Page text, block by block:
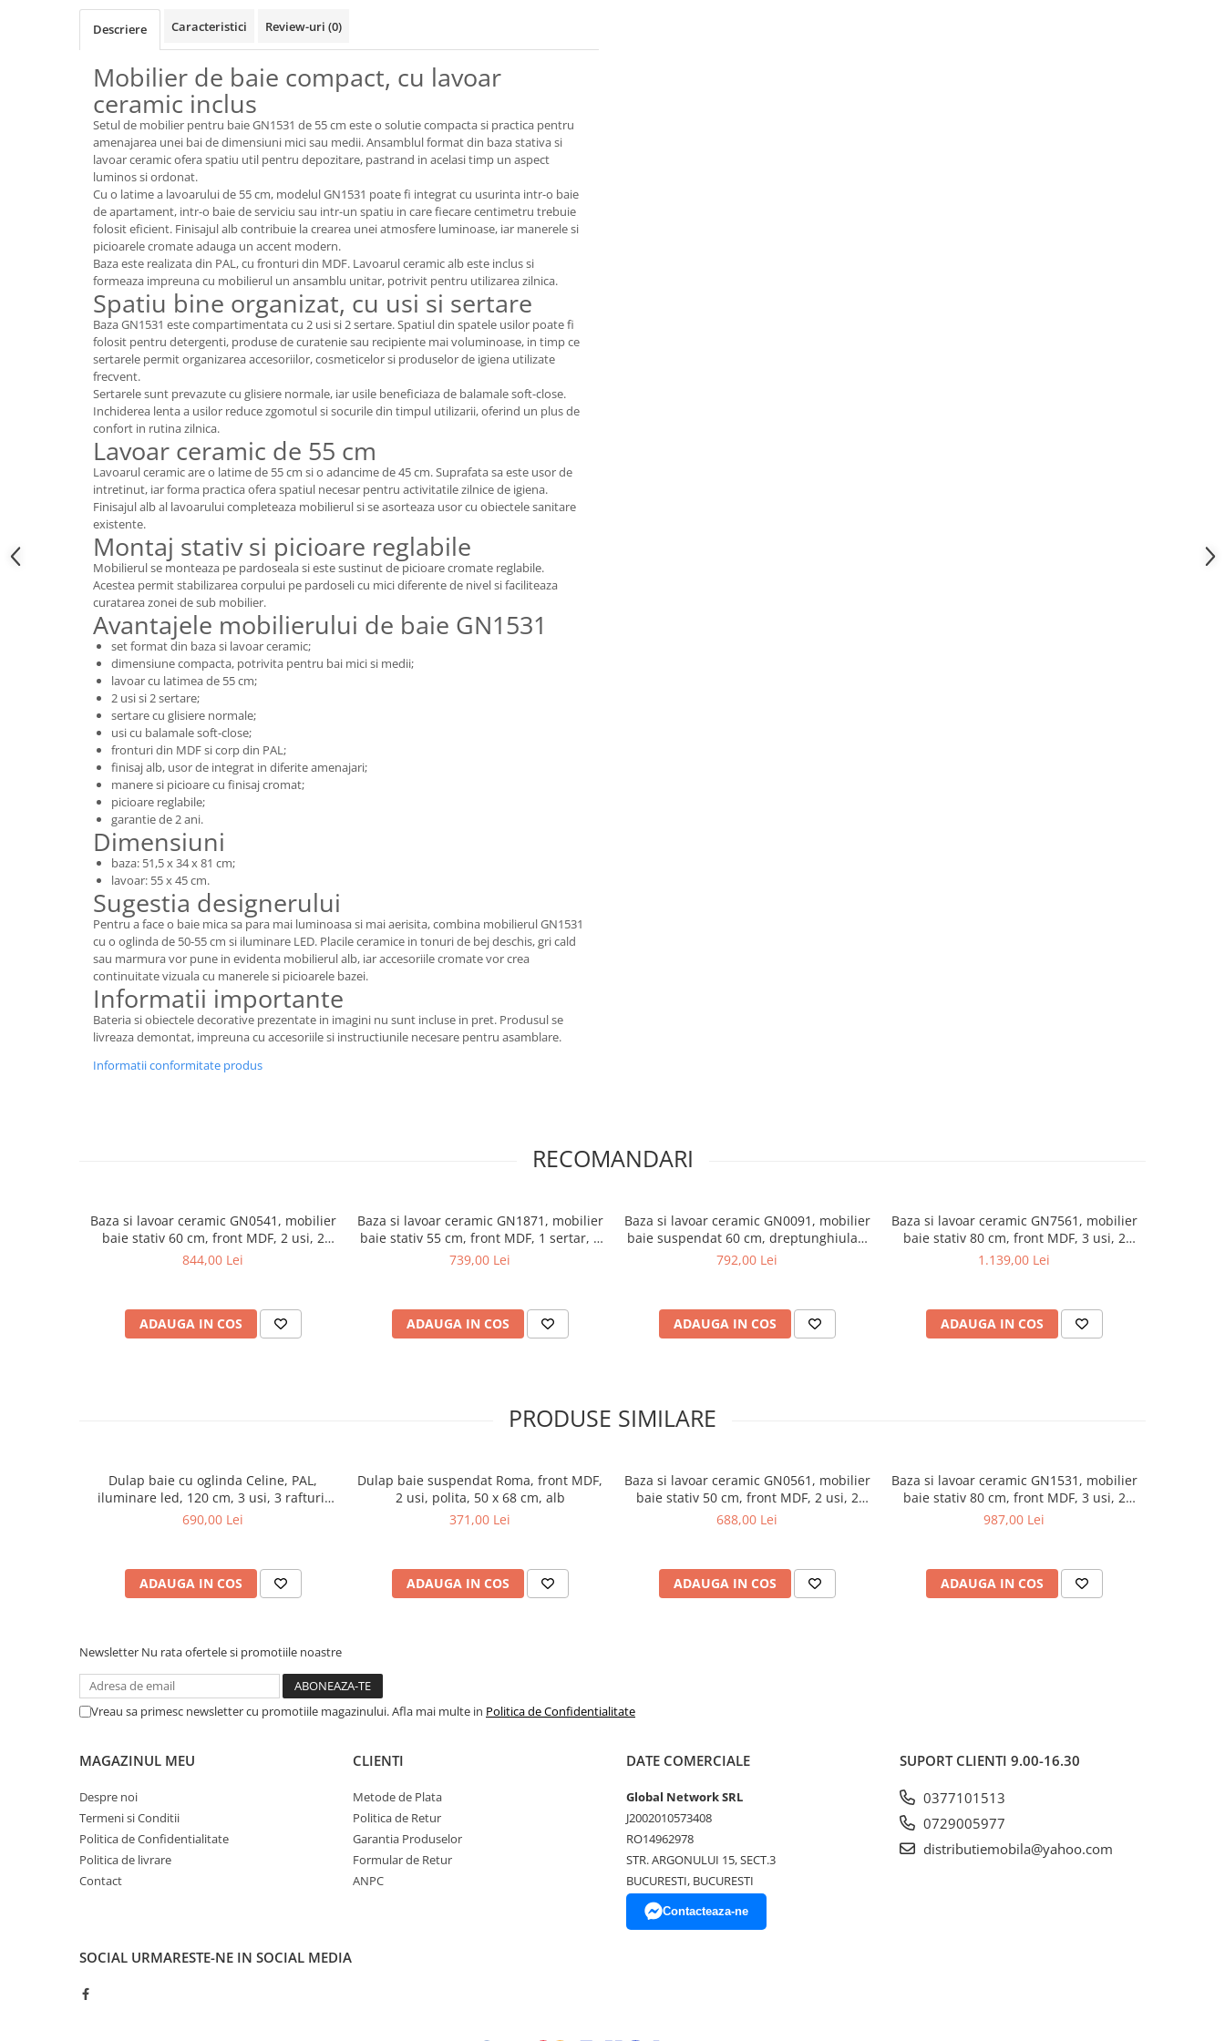
Top saltele 10 cm
Top saltele memory 5 cm
Top saltele MemoHR 6.5 cm
Saltele ieftine
Saltele cu plasa de arcuri
Saltele cu spuma
Scaune manager
Mobilier bucatarie
Mese bucatarie
Scaune pentru bucatarie
Mobila bucatarie
Seturi mese si scaune bucatarie
Suporturi si rafturi pantofi
Portmantouri
Seturi mobilier hol
Stender haine
Suport pentru umerase
Mobilier gradinita
Mese gradinita
Scaune gradinita
Set mese si scaune gradinita
Mobilier copii
Mobila camera copii
Scaune birou pentru copii
Saltele patuturi copii
Masa si scaune gradinita
Seturi comode living si dormitor
Descriere Caracteristici Review-uri (0)
Mobilier de baie compact, cu lavoar
ceramic inclus
Setul de mobilier pentru baie GN1531 de 55 cm este o solutie compacta si practica pentru
amenajarea unei bai de dimensiuni mici sau medii. Ansamblul format din baza stativa si
lavoar ceramic ofera spatiu util pentru depozitare, pastrand in acelasi timp un aspect
luminos si ordonat.
Cu o latime a lavoarului de 55 cm, modelul GN1531 poate fi integrat cu usurinta intr-o baie
de apartament, intr-o baie de serviciu sau intr-un spatiu in care fiecare centimetru trebuie
folosit eficient. Finisajul alb contribuie la crearea unei atmosfere luminoase, iar manerele si
picioarele cromate adauga un accent modern.
Baza este realizata din PAL, cu fronturi din MDF. Lavoarul ceramic alb este inclus si
formeaza impreuna cu mobilierul un ansamblu unitar, potrivit pentru utilizarea zilnica.
Spatiu bine organizat, cu usi si sertare
Baza GN1531 este compartimentata cu 2 usi si 2 sertare. Spatiul din spatele usilor poate fi
folosit pentru detergenti, produse de curatenie sau recipiente mai voluminoase, in timp ce
sertarele permit organizarea accesoriilor, cosmeticelor si produselor de igiena utilizate
frecvent.
Sertarele sunt prevazute cu glisiere normale, iar usile beneficiaza de balamale soft-close.
Inchiderea lenta a usilor reduce zgomotul si socurile din timpul utilizarii, oferind un plus de
confort in rutina zilnica.
Lavoar ceramic de 55 cm
Lavoarul ceramic are o latime de 55 cm si o adancime de 45 cm. Suprafata sa este usor de
intretinut, iar forma practica ofera spatiul necesar pentru activitatile zilnice de igiena.
Finisajul alb al lavoarului completeaza mobilierul si se asorteaza usor cu obiectele sanitare
existente.
Montaj stativ si picioare reglabile
Mobilierul se monteaza pe pardoseala si este sustinut de picioare cromate reglabile.
Acestea permit stabilizarea corpului pe pardoseli cu mici diferente de nivel si faciliteaza
curatarea zonei de sub mobilier.
Avantajele mobilierului de baie GN1531
set format din baza si lavoar ceramic;
dimensiune compacta, potrivita pentru bai mici si medii;
lavoar cu latimea de 55 cm;
2 usi si 2 sertare;
sertare cu glisiere normale;
usi cu balamale soft-close;
fronturi din MDF si corp din PAL;
finisaj alb, usor de integrat in diferite amenajari;
manere si picioare cu finisaj cromat;
picioare reglabile;
garantie de 2 ani.
Dimensiuni
baza: 51,5 x 34 x 81 cm;
lavoar: 55 x 45 cm.
Sugestia designerului
Pentru a face o baie mica sa para mai luminoasa si mai aerisita, combina mobilierul GN1531
cu o oglinda de 50-55 cm si iluminare LED. Placile ceramice in tonuri de bej deschis, gri cald
sau marmura vor pune in evidenta mobilierul alb, iar accesoriile cromate vor crea
continuitate vizuala cu manerele si picioarele bazei.
Informatii importante
Bateria si obiectele decorative prezentate in imagini nu sunt incluse in pret. Produsul se
livreaza demontat, impreuna cu accesoriile si instructiunile necesare pentru asamblare.
Informatii conformitate produs
RECOMANDARI
Baza si lavoar ceramic GN0541, mobilier
baie stativ 60 cm, front MDF, 2 usi, 2
rafturi, balamale soft close, picioare
844,00 Lei
ADAUGA IN COS
Baza si lavoar ceramic GN1871, mobilier
baie stativ 55 cm, front MDF, 1 sertar, 1
usa, picioare cromate reglabile, alb
739,00 Lei
ADAUGA IN COS
Baza si lavoar ceramic GN0091, mobilier
baie suspendat 60 cm, dreptunghiular,
front MDF, sertare soft close, alb
792,00 Lei
ADAUGA IN COS
Baza si lavoar ceramic GN7561, mobilier
baie stativ 80 cm, front MDF, 3 usi, 2
rafturi, picioare cromate reglabile,
1.139,00 Lei
ADAUGA IN COS
PRODUSE SIMILARE
Dulap baie cu oglinda Celine, PAL,
iluminare led, 120 cm, 3 usi, 3 rafturi,
soft close, alb
690,00 Lei
ADAUGA IN COS
Dulap baie suspendat Roma, front MDF,
2 usi, polita, 50 x 68 cm, alb
371,00 Lei
ADAUGA IN COS
Baza si lavoar ceramic GN0561, mobilier
baie stativ 50 cm, front MDF, 2 usi, 2
rafturi, picioare cromate reglabile,
688,00 Lei
ADAUGA IN COS
Baza si lavoar ceramic GN1531, mobilier
baie stativ 80 cm, front MDF, 3 usi, 2
sertare, balamale soft close, picioare
987,00 Lei
ADAUGA IN COS
Newsletter Nu rata ofertele si promotiile noastre
Vreau sa primesc newsletter cu promotiile magazinului. Afla mai multe in Politica de Confidentialitate
MAGAZINUL MEU
Despre noi
Termeni si Conditii
Politica de Confidentialitate
Politica de livrare
Contact
CLIENTI
Metode de Plata
Politica de Retur
Garantia Produselor
Formular de Retur
ANPC
DATE COMERCIALE
Global Network SRL
J2002010573408
RO14962978
STR. ARGONULUI 15, SECT.3
BUCURESTI, BUCURESTI
Contacteaza-ne
SUPORT CLIENTI 9.00-16.30
0377101513
0729005977
distributiemobila@yahoo.com
SOCIAL URMARESTE-NE IN SOCIAL MEDIA